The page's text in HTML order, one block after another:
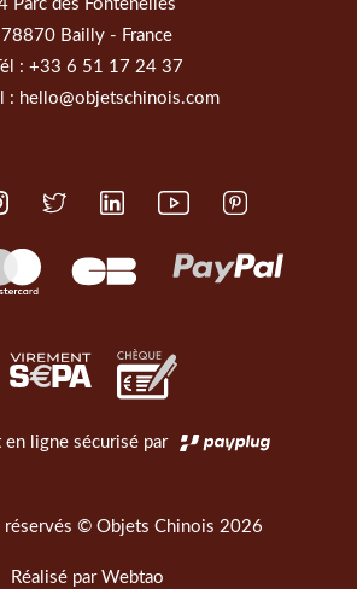
Parc des Fontenelles
78870 Bailly - France
Tél : +33 6 51 17 24 37
: hello@objetschinois.com
en ligne sécurisé par
réservés © Objets Chinois 2026
Réalisé par Webtao